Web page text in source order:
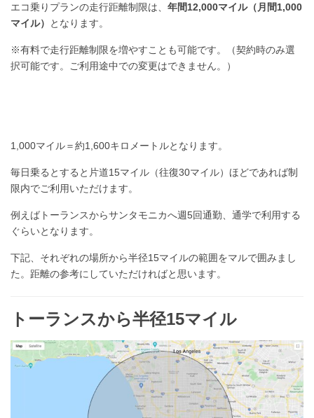
エコ乗りプランの走行距離制限は、 年間12,000マイル（月間1,000
マイル）
となります。
※有料で走行距離制限を増やすことも可能です。（契約時のみ選
択可能です。ご利用途中での変更はできません。）
1,000マイル＝約1,600キロメートルとなります。
毎日乗るとすると片道15マイル（往復30マイル）ほどであれば制
限内でご利用いただけます。
例えばトーランスからサンタモニカへ週5回通勤、通学で利用する
ぐらいとなります。
下記、それぞれの場所から半径15マイルの範囲をマルで囲みまし
た。距離の参考にしていただければと思います。
トーランスから半径15マイル